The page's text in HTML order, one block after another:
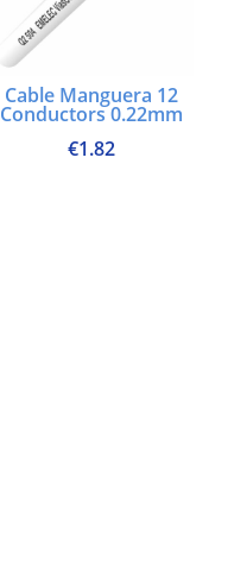
Cable Manguera 12
Conductors 0.22mm
€1.82